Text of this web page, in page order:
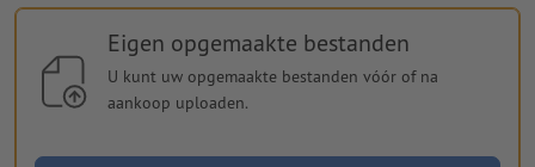
Eigen opgemaakte bestanden
U kunt uw opgemaakte bestanden vóór of na
aankoop uploaden.